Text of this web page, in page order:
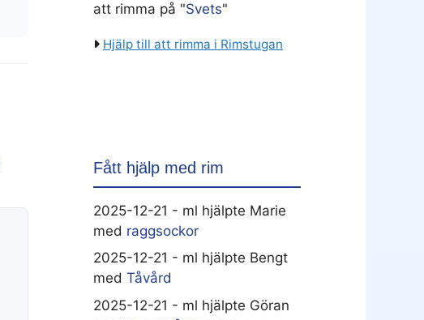
att rimma på "Svets"
Hjälp till att rimma i Rimstugan
Fått hjälp med rim
2025-12-21 - ml hjälpte Marie
med raggsockor
2025-12-21 - ml hjälpte Bengt
med Tåvård
2025-12-21 - ml hjälpte Göran